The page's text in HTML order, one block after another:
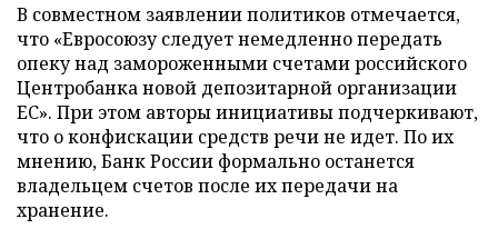
В совместном заявлении политиков отмечается,
что «Евросоюзу следует немедленно передать
опеку над замороженными счетами российского
Центробанка новой депозитарной организации
ЕС». При этом авторы инициативы подчеркивают,
что о конфискации средств речи не идет. По их
мнению, Банк России формально останется
владельцем счетов после их передачи на
хранение.